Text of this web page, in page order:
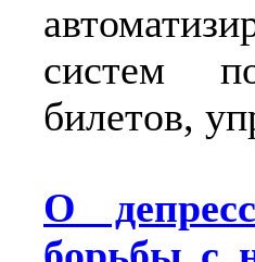
систем
билетов,
О